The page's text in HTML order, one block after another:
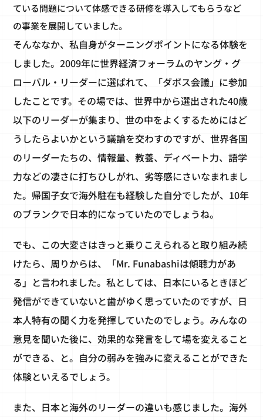
ている問題について体感できる研修を導入してもらうなど
の事業を展開していました。
そんななか、私自身がターニングポイントになる体験を
しました。2009年に世界経済フォーラムのヤング・グ
ローバル・リーダーに選ばれて、「ダボス会議」に参加
したことです。その場では、世界中から選出された40歳
以下のリーダーが集まり、世の中をよくするためにはど
うしたらよいかという議論を交わすのですが、世界各国
のリーダーたちの、情報量、教養、ディベート力、語学
力などの凄さに打ちひしがれ、劣等感にさいなまれまし
た。帰国子女で海外駐在も経験した自分でしたが、10年
のブランクで日本的になっていたのでしょうね。
でも、この大変さはきっと乗りこえられると取り組み続
けたら、周りからは、「Mr. Funabashiは傾聴力があ
る」と言われました。私としては、日本にいるときほど
発信ができていないと歯がゆく思っていたのですが、日
本人特有の聞く力を発揮していたのでしょう。みんなの
意見を聞いた後に、効果的な発言をして場を変えること
ができる、と。自分の弱みを強みに変えることができた
体験といえるでしょう。
また、日本と海外のリーダーの違いも感じました。海外